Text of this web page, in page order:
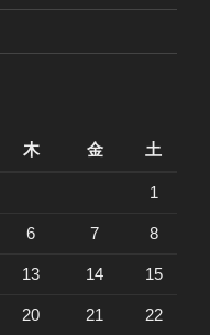
木 金 土
1
6 7 8
13 14 15
20 21 22